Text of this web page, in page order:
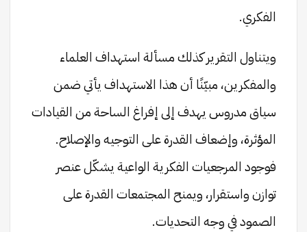
الفكري.
ويتناول التقرير كذلك مسألة استهداف العلماء
والمفكرين، مبيّنًا أن هذا الاستهداف يأتي ضمن
سياق مدروس يهدف إلى إفراغ الساحة من القيادات
المؤثرة، وإضعاف القدرة على التوجيه والإصلاح.
فوجود المرجعيات الفكرية الواعية يشكّل عنصر
توازن واستقرار، ويمنح المجتمعات القدرة على
الصمود في وجه التحديات.